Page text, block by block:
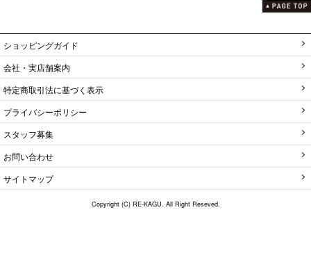
ショッピングガイド
会社・実店舗案内
特定商取引法に基づく表示
プライバシーポリシー
スタッフ募集
お問い合わせ
サイトマップ
Copyright (C) RE-KAGU. All Right Reseved.